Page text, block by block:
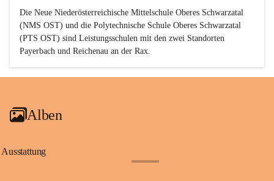
Die Neue Niederösterreichische Mittelschule Oberes Schwarzatal
(NMS OST) und die Polytechnische Schule Oberes Schwarzatal
(PTS OST) sind Leistungsschulen mit den zwei Standorten
Payerbach und Reichenau an der Rax.
Alben
Ausstattung